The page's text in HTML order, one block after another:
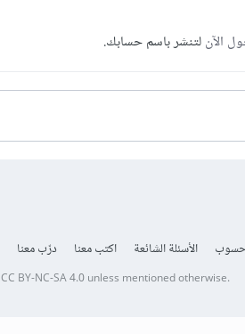
الآنلتنشر باسم حسابك.
حسوب الأسئلة الشائعة اكتب معنا درّب معنا
CC BY-NC-SA 4.0unless mentioned otherwise.